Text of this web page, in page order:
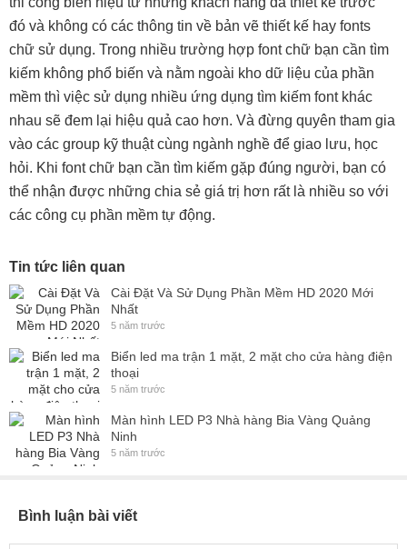
đó và không có các thông tin về bản vẽ thiết kế hay fonts
chữ sử dụng. Trong nhiều trường hợp font chữ bạn cần tìm
kiếm không phổ biến và nằm ngoài kho dữ liệu của phần
mềm thì việc sử dụng nhiều ứng dụng tìm kiếm font khác
nhau sẽ đem lại hiệu quả cao hơn. Và đừng quyên tham gia
vào các group kỹ thuật cùng ngành nghề để giao lưu, học
hỏi. Khi font chữ bạn cần tìm kiếm gặp đúng người, bạn có
thể nhận được những chia sẻ giá trị hơn rất là nhiều so với
các công cụ phần mềm tự động.
Tin tức liên quan
Cài Đặt Và Sử Dụng Phần Mềm HD 2020 Mới
Nhất
5 năm trước
Biển led ma trận 1 mặt, 2 mặt cho cửa hàng điện
thoại
5 năm trước
Màn hình LED P3 Nhà hàng Bia Vàng Quảng
Ninh
5 năm trước
Bình luận bài viết